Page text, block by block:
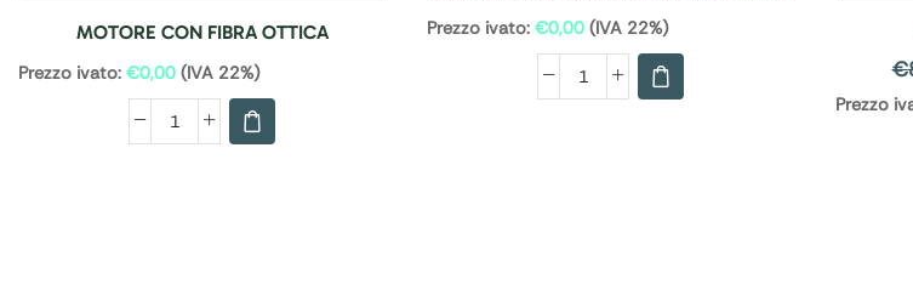
MOTORE CON FIBRA OTTICA
Prezzo ivato: €0,00 (IVA 22%)
Prezzo ivato: €0,00 (IVA 22%)
€
Prezzo